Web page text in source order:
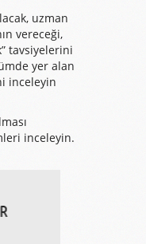
uzman
vereceği,
tavsiyelerini
yer alan
inceleyin
inceleyin.